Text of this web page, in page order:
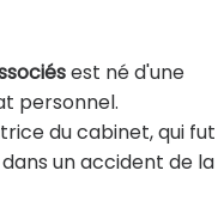
est né d'une
personnel.
du cabinet, qui fut
un accident de la